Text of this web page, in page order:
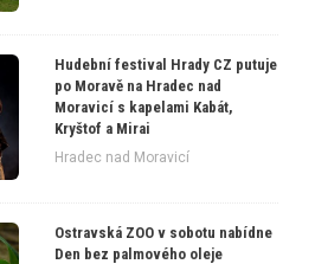
Hudební festival Hrady CZ putuje
po Moravě na Hradec nad
Moravicí s kapelami Kabát,
Kryštof a Mirai
Hradec nad Moravicí
Ostravská ZOO v sobotu nabídne
Den bez palmového oleje